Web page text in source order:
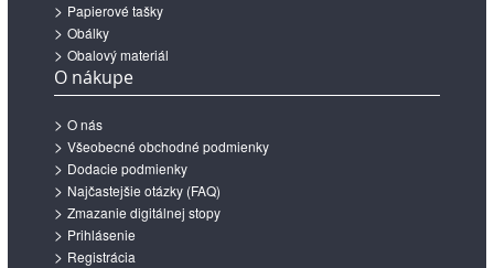
Papierové tašky
Obálky
Obalový materiál
O nákupe
O nás
Všeobecné obchodné podmienky
Dodacie podmienky
Najčastejšie otázky (FAQ)
Zmazanie digitálnej stopy
Prihlásenie
Registrácia